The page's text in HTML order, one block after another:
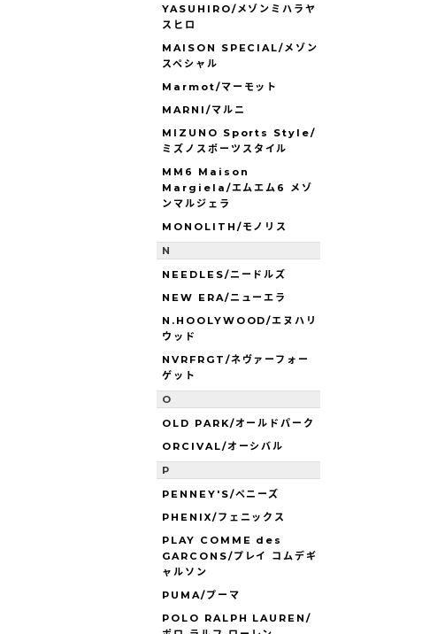
YASUHIRO/メゾンミハラヤ
スヒロ
MAISON SPECIAL/メゾン
スペシャル
Marmot/マーモット
MARNI/マルニ
MIZUNO Sports Style/
ミズノスポーツスタイル
MM6 Maison
Margiela/エムエム6 メゾ
ンマルジェラ
MONOLITH/モノリス
N
NEEDLES/ニードルズ
NEW ERA/ニューエラ
N.HOOLYWOOD/エヌハリ
ウッド
NVRFRGT/ネヴァーフォー
ゲット
O
OLD PARK/オールドパーク
ORCIVAL/オーシバル
P
PENNEY'S/ペニーズ
PHENIX/フェニックス
PLAY COMME des
GARCONS/プレイ コムデギ
ャルソン
PUMA/プーマ
POLO RALPH LAUREN/